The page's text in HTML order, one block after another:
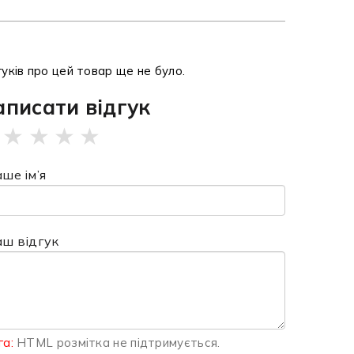
про цей товар ще не було.
відгук
★ ★ ★ ★
ім’я
відгук
HTML розмітка не підтримується.